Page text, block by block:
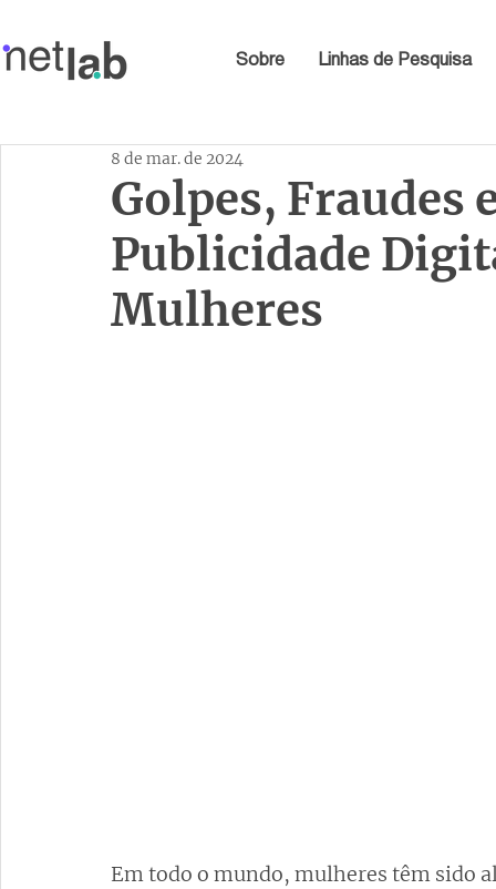
Sobre Linhas de Pesquisa
Golpes, Fraudes
Publicidade
Mulheres
8 de mar. de 2024
Em todo o mundo, mulheres têm sido